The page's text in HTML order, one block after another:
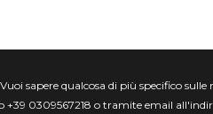
sapere qualcosa di più specifico
+39 0309567218 o tramite email